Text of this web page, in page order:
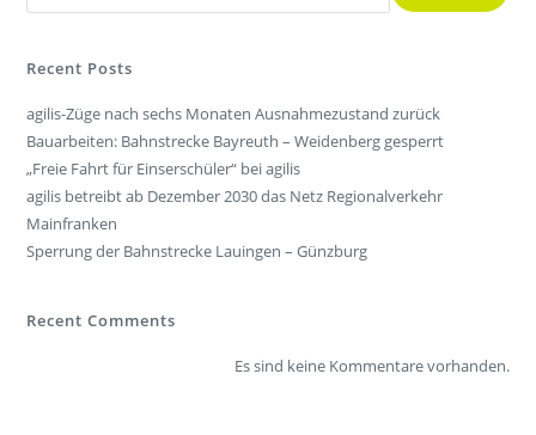
Recent Posts
agilis-Züge nach sechs Monaten Ausnahmezustand zurück
Bauarbeiten: Bahnstrecke Bayreuth – Weidenberg gesperrt
„Freie Fahrt für Einserschüler“ bei agilis
agilis betreibt ab Dezember 2030 das Netz Regionalverkehr
Mainfranken
Sperrung der Bahnstrecke Lauingen – Günzburg
Recent Comments
Es sind keine Kommentare vorhanden.